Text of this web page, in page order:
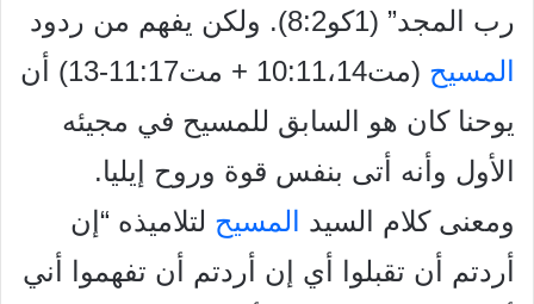
رب المجد” (1كو8:2). ولكن يفهم من ردود
المسيح
(مت10:11،14 + مت11:17-13) أن
يوحنا كان هو السابق للمسيح في مجيئه
الأول وأنه أتى بنفس قوة وروح إيليا.
ومعنى كلام السيد
المسيح لتلاميذه “إن
أردتم أن تقبلوا أي إن أردتم أن تفهموا أني